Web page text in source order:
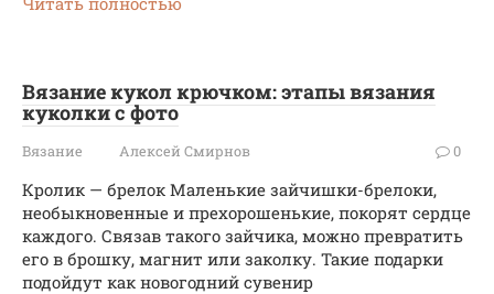
Вязание кукол крючком: этапы вязания
куколки с фото
Вязание Алексей Смирнов 0
Кролик — брелок Маленькие зайчишки-брелоки,
необыкновенные и прехорошенькие, покорят сердце
каждого. Связав такого зайчика, можно превратить
его в брошку, магнит или заколку. Такие подарки
подойдут как новогодний сувенир